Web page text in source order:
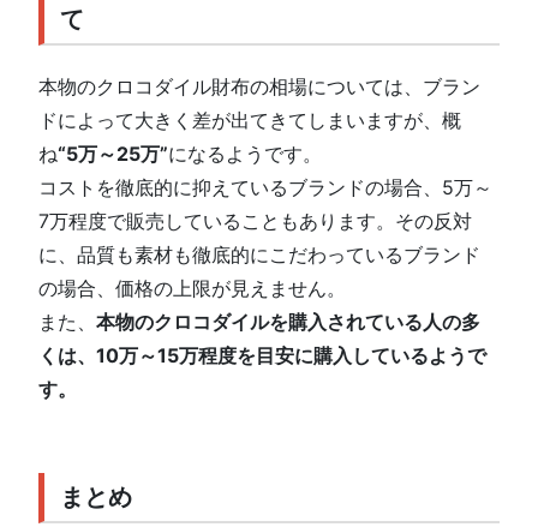
て
本物のクロコダイル財布の相場については、ブラン
ドによって大きく差が出てきてしまいますが、概
ね“5万～25万”になるようです。
コストを徹底的に抑えているブランドの場合、5万～
7万程度で販売していることもあります。その反対
に、品質も素材も徹底的にこだわっているブランド
の場合、価格の上限が見えません。
また、本物のクロコダイルを購入されている人の多
くは、10万～15万程度を目安に購入しているようで
す。
まとめ